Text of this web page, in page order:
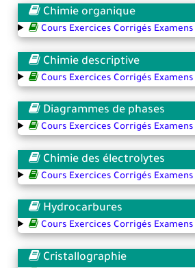
Chimie organique
Cours Exercices Corrigés Examens
Chimie descriptive
Cours Exercices Corrigés Examens
Diagrammes de phases
Cours Exercices Corrigés Examens
Chimie des électrolytes
Cours Exercices Corrigés Examens
Hydrocarbures
Cours Exercices Corrigés Examens
Cristallographie